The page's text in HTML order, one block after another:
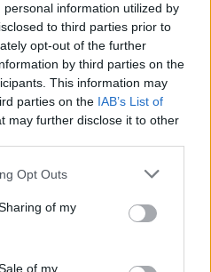
information utilized by
to third parties prior to
opt-out of the further
by third parties on the
This information may
parties on the IAB’s List of
may further disclose it to other
Opt Outs
of my
of my
Αποθηκάριου μπορείς να
περισσότερες πληροφορίες
μπορείς να ζητήσεις την
για λόγους διαφάνειας και
μόνο τις αιτήσεις
μας. Μετά τη συλλογή και
σημειωμάτων θα
υποψηφίους/ες που
της θέσης προς στελέχωση
για συνέντευξη. Όλες οι